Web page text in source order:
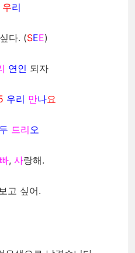
우리
다. (SEE)
연인 되자
우리 만나요
드리 오
, 사랑해.
고 싶어.